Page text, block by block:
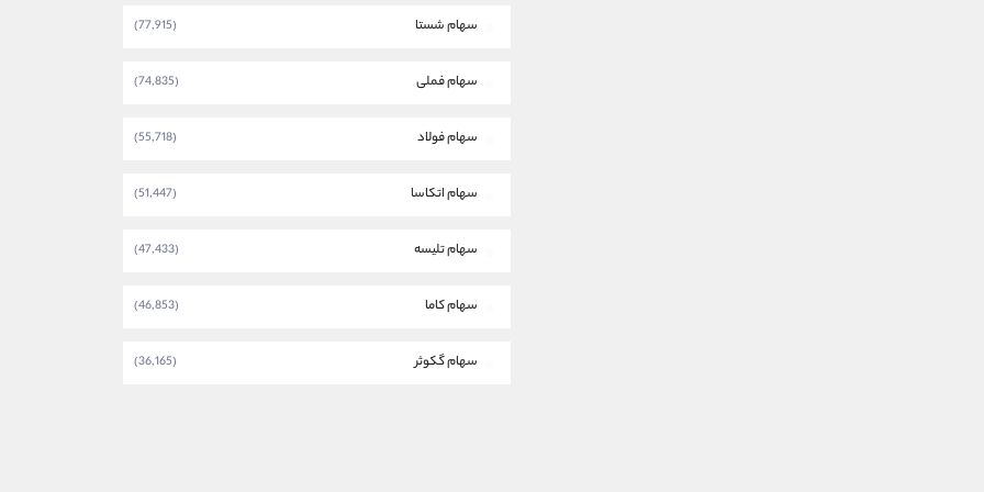
سهام شستا (77,915)
سهام فملی (74,835)
سهام فولاد (55,718)
سهام اتکاسا (51,447)
سهام تلیسه (47,433)
سهام کاما (46,853)
سهام گکوثر (36,165)